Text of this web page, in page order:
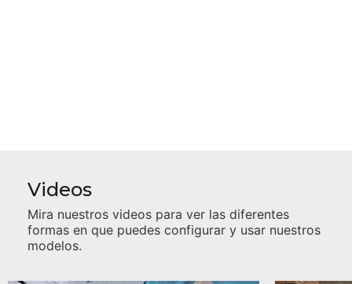
Videos
Mira nuestros videos para ver las diferentes
formas en que puedes configurar y usar nuestros
modelos.